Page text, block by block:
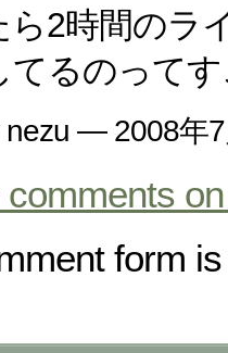
ら2時間のラ
てるのって
nezu — 2008年
form